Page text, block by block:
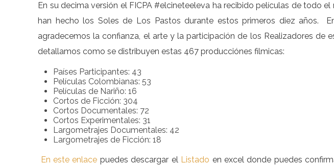
En su decima versión el FICPA #elcineteeleva ha recibido películas de todo
han hecho los Soles de Los Pastos durante estos primeros diez años.
agradecemos la confianza, el arte y la participación de los Realizadores de
detallamos como se distribuyen estas 467 producciónes filmicas:
Países Participantes: 43
Películas Colombianas: 53
Películas de Nariño: 16
Cortos de Ficción: 304
Cortos Documentales: 72
Cortos Experimentales: 31
Largometrajes Documentales: 42
Largometrajes de Ficción: 18
En este enlace puedes descargar el Listado en excel donde puedes